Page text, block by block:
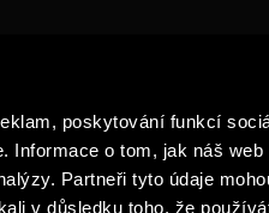
poskytování funkcí
Informace o tom, jak náš
Partneři tyto údaje
v důsledku toho, že